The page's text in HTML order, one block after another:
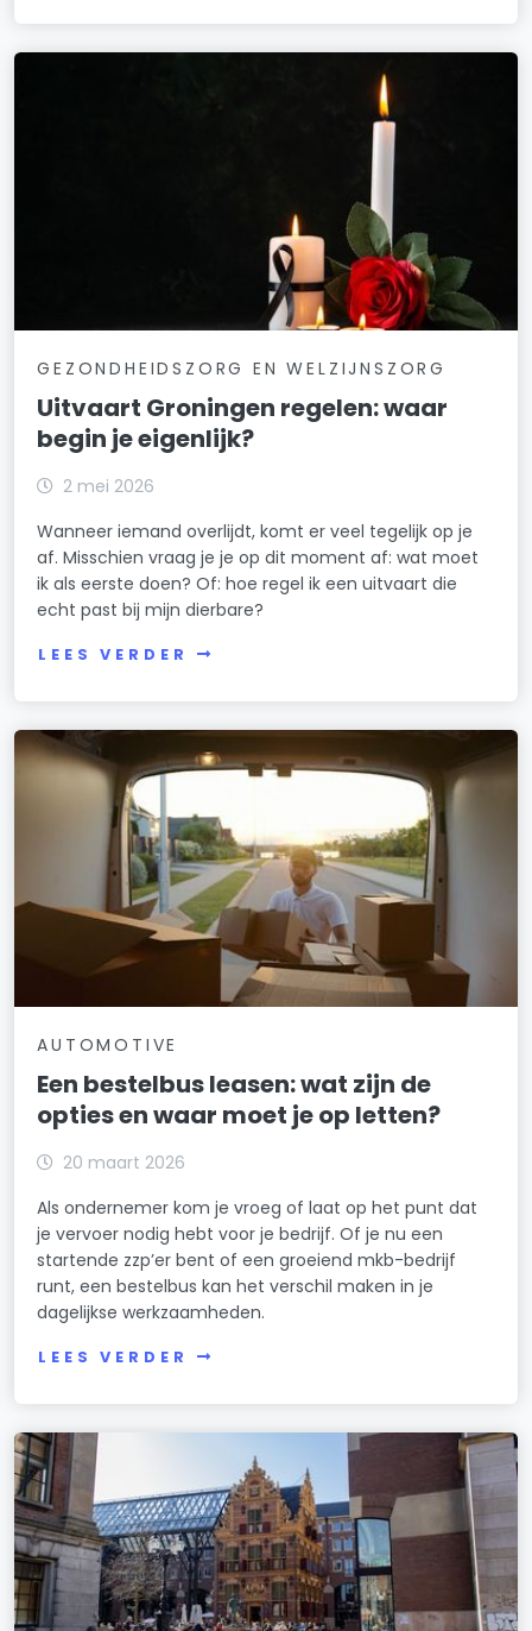
GEZONDHEIDSZORG EN WELZIJNSZORG
Uitvaart Groningen regelen: waar
begin je eigenlijk?
2 mei 2026
Wanneer iemand overlijdt, komt er veel tegelijk op je
af. Misschien vraag je je op dit moment af: wat moet
ik als eerste doen? Of: hoe regel ik een uitvaart die
echt past bij mijn dierbare?
LEES VERDER
AUTOMOTIVE
Een bestelbus leasen: wat zijn de
opties en waar moet je op letten?
20 maart 2026
Als ondernemer kom je vroeg of laat op het punt dat
je vervoer nodig hebt voor je bedrijf. Of je nu een
startende zzp’er bent of een groeiend mkb-bedrijf
runt, een bestelbus kan het verschil maken in je
dagelijkse werkzaamheden.
LEES VERDER